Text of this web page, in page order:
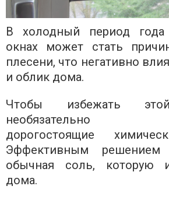
В холодный период года
окнах может стать
плесени, что негативно
и облик дома.
Чтобы избежать
необязательно
дорогостоящие
Эффективным
обычная соль, которую
дома.